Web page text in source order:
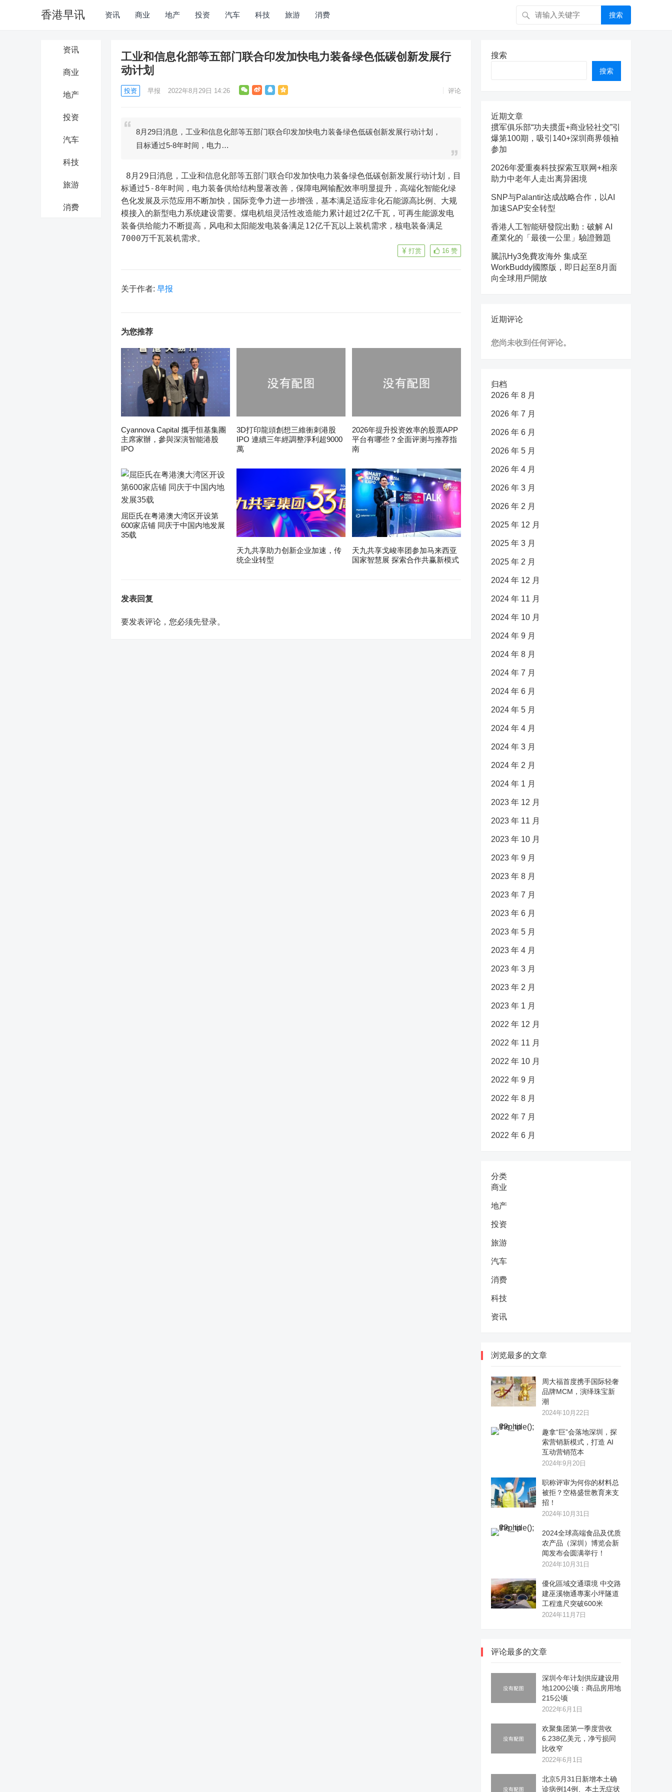
香港早讯 资讯 商业 地产 投资 汽车 科技 旅游 消费 搜索
资讯
商业
地产
投资
汽车
科技
旅游
消费
工业和信息化部等五部门联合印发加快电力装备绿色低碳创新发展行
动计划
投资 早报 2022年8月29日 14:26 评论
8月29日消息，工业和信息化部等五部门联合印发加快电力装备绿色低碳创新发展行动计划，
目标通过5-8年时间，电力…
标通过5-8年时间，电力装备供给结构显著改善，保障电网输配效率明显提升，高端化智能化绿
色化发展及示范应用不断加快，国际竞争力进一步增强，基本满足适应非化石能源高比例、大规
模接入的新型电力系统建设需要。煤电机组灵活性改造能力累计超过2亿千瓦，可再生能源发电
装备供给能力不断提高，风电和太阳能发电装备满足12亿千瓦以上装机需求，核电装备满足
7000万千瓦装机需求。
16 赞
打赏
关于作者: 早报
为您推荐
Cyannova Capital 攜手恒基集團
主席家辦，參與深演智能港股
IPO
3D打印龍頭創想三維衝刺港股
IPO 連續三年經調整淨利超9000
萬
2026年提升投资效率的股票APP
平台有哪些？全面评测与推荐指
南
屈臣氏在粤港澳大湾区开设第
600家店铺 同庆于中国内地发展
35载
天九共享助力创新企业加速，传
统企业转型
天九共享戈峻率团参加马来西亚
国家智慧展 探索合作共赢新模式
发表回复
要发表评论，您必须先登录。
搜索
搜索
近期文章
掼军俱乐部“功夫掼蛋+商业轻社交”引
爆第100期，吸引140+深圳商界领袖
参加
2026年爱重奏科技探索互联网+相亲
助力中老年人走出离异困境
SNP与Palantir达成战略合作，以AI
加速SAP安全转型
香港人工智能研發院出動：破解 AI
產業化的「最後一公里」驗證難題
騰訊Hy3免費攻海外 集成至
WorkBuddy國際版，即日起至8月面
向全球用戶開放
近期评论
您尚未收到任何评论。
归档
2026 年 8 月
2026 年 7 月
2026 年 6 月
2026 年 5 月
2026 年 4 月
2026 年 3 月
2026 年 2 月
2025 年 12 月
2025 年 3 月
2025 年 2 月
2024 年 12 月
2024 年 11 月
2024 年 10 月
2024 年 9 月
2024 年 8 月
2024 年 7 月
2024 年 6 月
2024 年 5 月
2024 年 4 月
2024 年 3 月
2024 年 2 月
2024 年 1 月
2023 年 12 月
2023 年 11 月
2023 年 10 月
2023 年 9 月
2023 年 8 月
2023 年 7 月
2023 年 6 月
2023 年 5 月
2023 年 4 月
2023 年 3 月
2023 年 2 月
2023 年 1 月
2022 年 12 月
2022 年 11 月
2022 年 10 月
2022 年 9 月
2022 年 8 月
2022 年 7 月
2022 年 6 月
分类
商业
地产
投资
旅游
汽车
消费
科技
资讯
浏览最多的文章
周大福首度携手国际轻奢
品牌MCM，演绎珠宝新
潮
2024年10月22日
趣拿“巨”会落地深圳，探
索营销新模式，打造 AI
互动营销范本
2024年9月20日
职称评审为何你的材料总
被拒？空格盛世教育来支
招！
2024年10月31日
2024全球高端食品及优质
农产品（深圳）博览会新
闻发布会圆满举行！
2024年10月31日
優化區域交通環境 中交路
建巫溪物通專案小坪隧道
工程進尺突破600米
2024年11月7日
评论最多的文章
深圳今年计划供应建设用
地1200公顷：商品房用地
215公顷
2022年6月1日
欢聚集团第一季度营收
6.238亿美元，净亏损同
比收窄
2022年6月1日
北京5月31日新增本土确
诊病例14例、本土无症状